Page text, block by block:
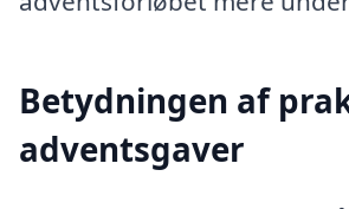
Betydningen af
adventsgaver